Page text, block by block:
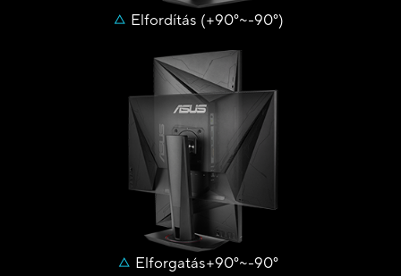
Elfordítás (+90°~-90°)
Elforgatás+90°~-90°